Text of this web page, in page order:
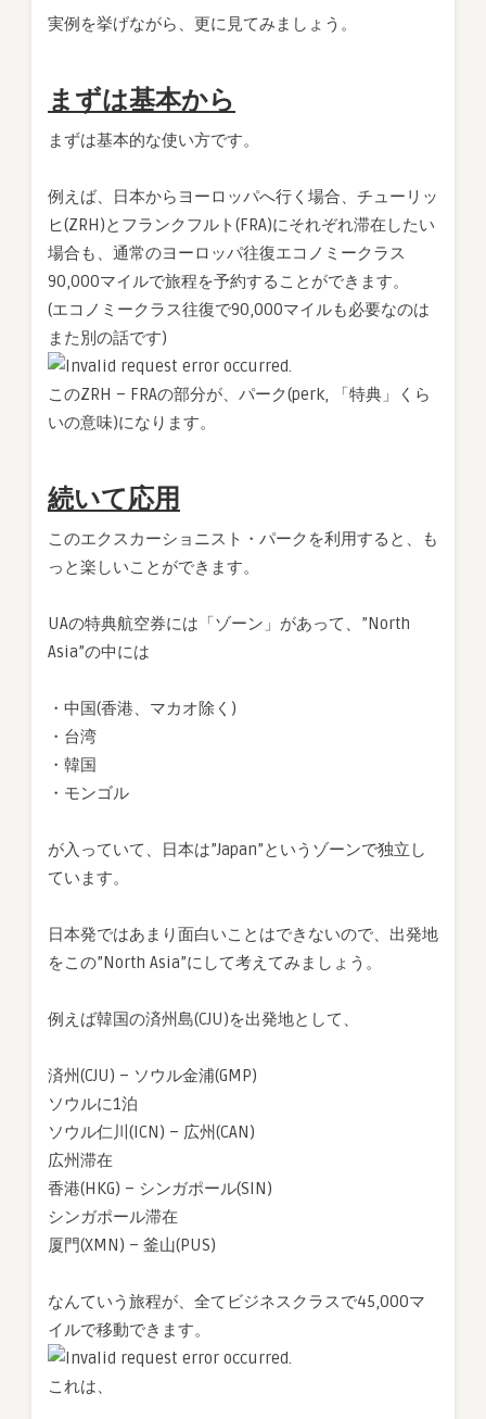
実例を挙げながら、更に見てみましょう。
まずは基本から
まずは基本的な使い方です。
例えば、日本からヨーロッパへ行く場合、チューリッ
ヒ(ZRH)とフランクフルト(FRA)にそれぞれ滞在したい
場合も、通常のヨーロッパ往復エコノミークラス
90,000マイルで旅程を予約することができます。
(エコノミークラス往復で90,000マイルも必要なのは
また別の話です)
このZRH – FRAの部分が、パーク(perk, 「特典」くら
いの意味)になります。
続いて応用
このエクスカーショニスト・パークを利用すると、も
っと楽しいことができます。
UAの特典航空券には「ゾーン」があって、”North
Asia”の中には
・中国(香港、マカオ除く)
・台湾
・韓国
・モンゴル
が入っていて、日本は”Japan”というゾーンで独立し
ています。
日本発ではあまり面白いことはできないので、出発地
をこの”North Asia”にして考えてみましょう。
例えば韓国の済州島(CJU)を出発地として、
済州(CJU) – ソウル金浦(GMP)
ソウルに1泊
ソウル仁川(ICN) – 広州(CAN)
広州滞在
香港(HKG) – シンガポール(SIN)
シンガポール滞在
厦門(XMN) – 釜山(PUS)
なんていう旅程が、全てビジネスクラスで45,000マ
イルで移動できます。
これは、